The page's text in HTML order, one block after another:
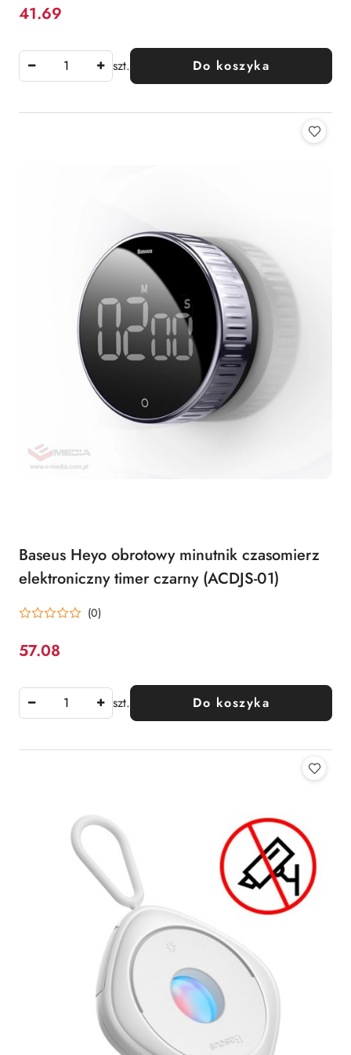
Cena:
41.69
szt. Do koszyka
Baseus Heyo obrotowy minutnik czasomierz
elektroniczny timer czarny (ACDJS-01)
(0)
Cena:
57.08
szt. Do koszyka